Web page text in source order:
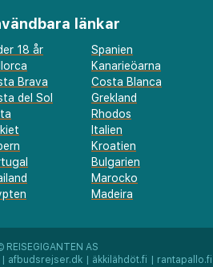
länkar
18 år
Spanien
Kanarieöarna
Brava
Costa Blanca
del Sol
Grekland
Rhodos
Italien
Kroatien
Bulgarien
Marocko
Madeira
REISEGIGANTEN AS
afbudsrejser.dk äkkilähdöt.fi rantapallo.fi